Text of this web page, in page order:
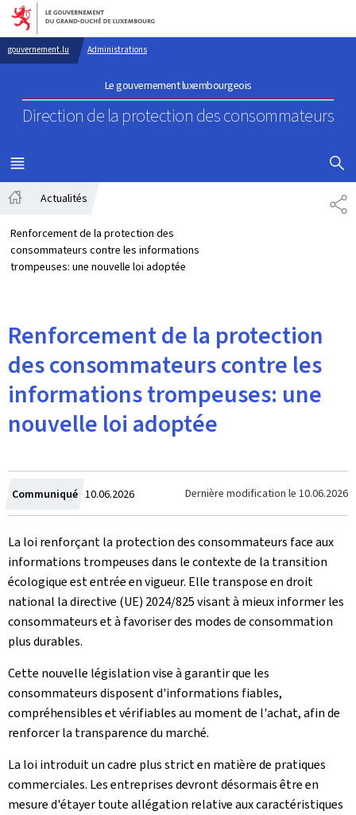
Aller au menu principal
Aller au contenu
gouvernement.lu Administrations
Le gouvernement luxembourgeois
Direction de la protection des consommateurs
MENU
PRINCIPAL
Actualités
Renforcement de la protection des
consommateurs contre les informations
trompeuses: une nouvelle loi adoptée
Renforcement de la protection
des consommateurs contre les
informations trompeuses: une
nouvelle loi adoptée
Communiqué Crée
le
10.06.2026 Dernière modification le 10.06.2026
La loi renforçant la protection des consommateurs face aux
informations trompeuses dans le contexte de la transition
écologique est entrée en vigueur. Elle transpose en droit
national la directive (UE) 2024/825 visant à mieux informer les
consommateurs et à favoriser des modes de consommation
plus durables.
Cette nouvelle législation vise à garantir que les
consommateurs disposent d'informations fiables,
compréhensibles et vérifiables au moment de l'achat, afin de
renforcer la transparence du marché.
La loi introduit un cadre plus strict en matière de pratiques
commerciales. Les entreprises devront désormais être en
mesure d'étayer toute allégation relative aux caractéristiques